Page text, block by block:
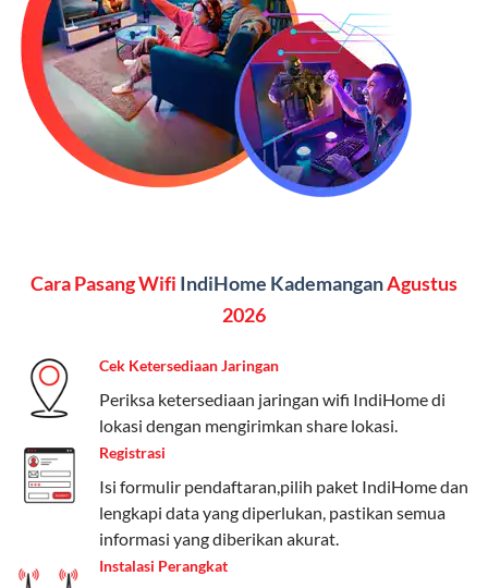
Vidio, WeTV, Disney+, dll.), dan paket TV 82 channel
(untuk beberapa pilihan).
Kelebihan:Paket lengkap untuk pengguna yang
menginginkan internet, komunikasi, dan hiburan
(streaming & TV) dalam satu paket.
Paket Dynamic IP
Fitur:Kecepatan internet 10Mbps-300Mbps, kuota
keluarga, nelpon & SMS semua operator, dan akses
Kelebihan:Cocok untuk pengguna yang membutuhkan
koneksi internet cepat dan stabil dengan fleksibilitas
kuota. Pilihan harga bervariasi sesuai kebutuhan.
Telkomsel One menyediakan pilihan paket yang
beragam, mulai dari paket hemat hingga premium.
Pengguna bisa memilih sesuai kebutuhan, baik untuk
internet, komunikasi, atau hiburan.
Cara Pasang Wifi IndiHome KademanganAgustus
2026
Cek Ketersediaan Jaringan
Periksa ketersediaan jaringan wifi IndiHome di
lokasi dengan mengirimkan share lokasi.
Registrasi
Isi formulir pendaftaran,pilih paket IndiHome dan
lengkapi data yang diperlukan, pastikan semua
informasi yang diberikan akurat.
Instalasi Perangkat